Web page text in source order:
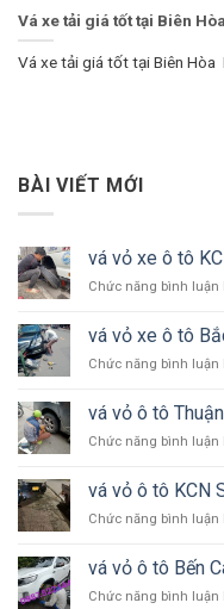
Vá xe tải giá tốt tại Biên Hòa
Vá xe tải giá tốt tại Biên Hòa
BÀI VIẾT MỚI
vá vỏ xe ô tô
Chức năng bình luận
vá vỏ xe ô tô
Chức năng bình luận
vá vỏ ô tô
Chức năng bình luận
vá vỏ ô tô KCN
Chức năng bình luận
vá vỏ ô tô Bến
Chức năng bình luận